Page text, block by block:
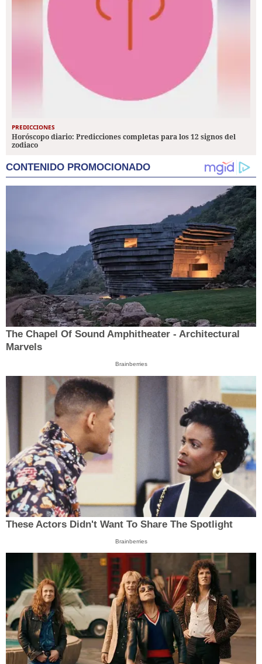
PREDICCIONES
Horóscopo diario: Predicciones completas para los 12 signos del
zodiaco
CONTENIDO PROMOCIONADO
The Chapel Of Sound Amphitheater - Architectural
Marvels
Brainberries
These Actors Didn't Want To Share The Spotlight
Brainberries